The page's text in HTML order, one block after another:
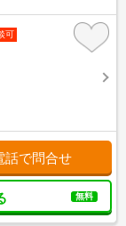
可
話で問合せ
無料